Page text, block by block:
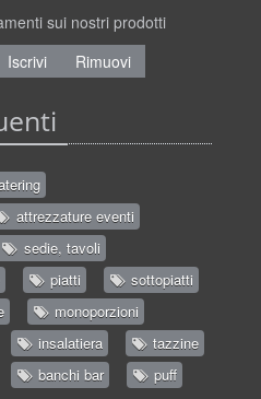
sui nostri prodotti
Iscrivi
Rimuovi
attrezzature eventi
sedie, tavoli
piatti
sottopiatti
monoporzioni
insalatiera
tazzine
banchi bar puff